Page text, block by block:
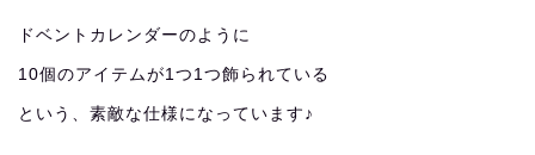
ドベントカレンダーのように
10個のアイテムが1つ1つ飾られている
という、素敵な仕様になっています♪